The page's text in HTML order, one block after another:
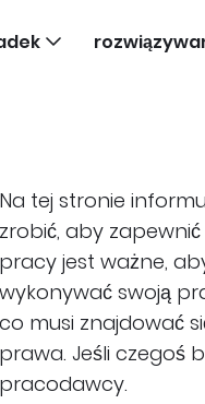
Na tej stronie
zrobić, aby
pracy jest ważne,
wykonywać swoją
co musi znajdować
prawa. Jeśli czegoś
pracodawcy.